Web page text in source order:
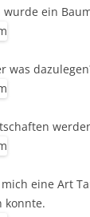
ein
was
eine Art
konnte.